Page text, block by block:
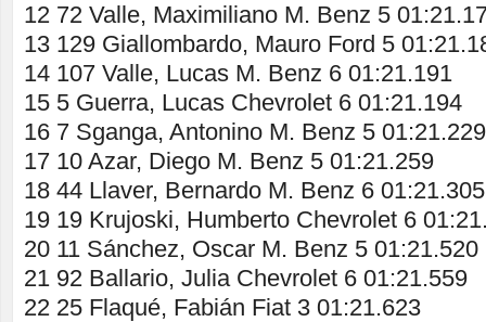
12 72 Valle, Maximiliano M. Benz 5
13 129 Giallombardo, Mauro Ford 5
14 107 Valle, Lucas M. Benz 6 01:21.191
15 5 Guerra, Lucas Chevrolet 6 01:21.194
16 7 Sganga, Antonino M. Benz 5 01:21.229
17 10 Azar, Diego M. Benz 5 01:21.259
18 44 Llaver, Bernardo M. Benz 6 01:21.305
19 19 Krujoski, Humberto Chevrolet 6
20 11 Sánchez, Oscar M. Benz 5 01:21.520
21 92 Ballario, Julia Chevrolet 6 01:21.559
22 25 Flaqué, Fabián Fiat 3 01:21.623